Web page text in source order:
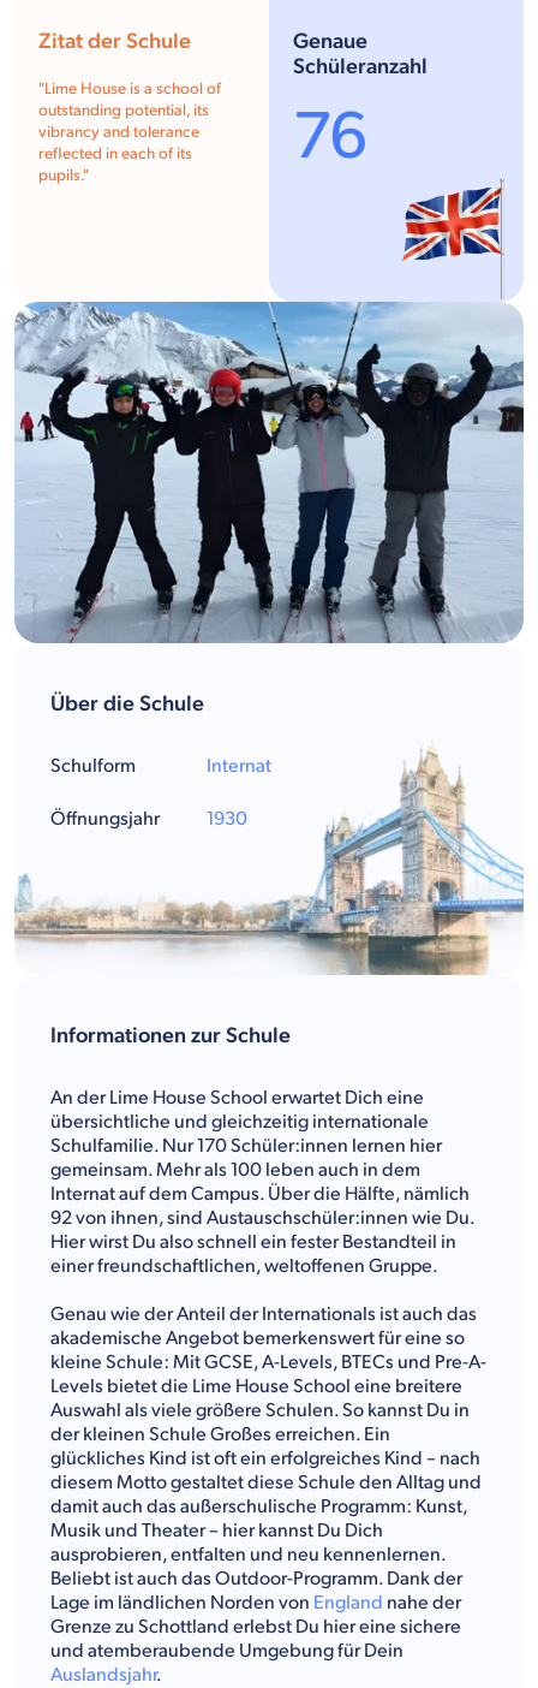
Informationen zur Schule
An der Lime House School erwartet Dich eine
übersichtliche und gleichzeitig internationale
Schulfamilie. Nur 170 Schüler:innen lernen hier
gemeinsam. Mehr als 100 leben auch in dem
Internat auf dem Campus. Über die Hälfte, nämlich
92 von ihnen, sind Austauschschüler:innen wie Du.
Hier wirst Du also schnell ein fester Bestandteil in
einer freundschaftlichen, weltoffenen Gruppe.
Genau wie der Anteil der Internationals ist auch das
akademische Angebot bemerkenswert für eine so
kleine Schule: Mit GCSE, A-Levels, BTECs und Pre-A-
Levels bietet die Lime House School eine breitere
Auswahl als viele größere Schulen. So kannst Du in
der kleinen Schule Großes erreichen. Ein
glückliches Kind ist oft ein erfolgreiches Kind – nach
diesem Motto gestaltet diese Schule den Alltag und
damit auch das außerschulische Programm: Kunst,
Musik und Theater – hier kannst Du Dich
ausprobieren, entfalten und neu kennenlernen.
Beliebt ist auch das Outdoor-Programm. Dank der
Lage im ländlichen Norden von England nahe der
Grenze zu Schottland erlebst Du hier eine sichere
und atemberaubende Umgebung für Dein
Auslandsjahr.
Über die Schule
Schulform
Öffnungsjahr
Internat
1930
Zitat der Schule
"Lime House is a school of
outstanding potential, its
vibrancy and tolerance
reflected in each of its
pupils."
Genaue
Schüleranzahl
76